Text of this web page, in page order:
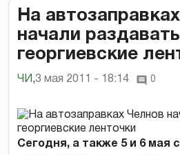
На
начали раздавать
георгиевские
ЧИ ,3 мая 2011 - 18:14 0
Сегодня, а также 5 и 6 мая